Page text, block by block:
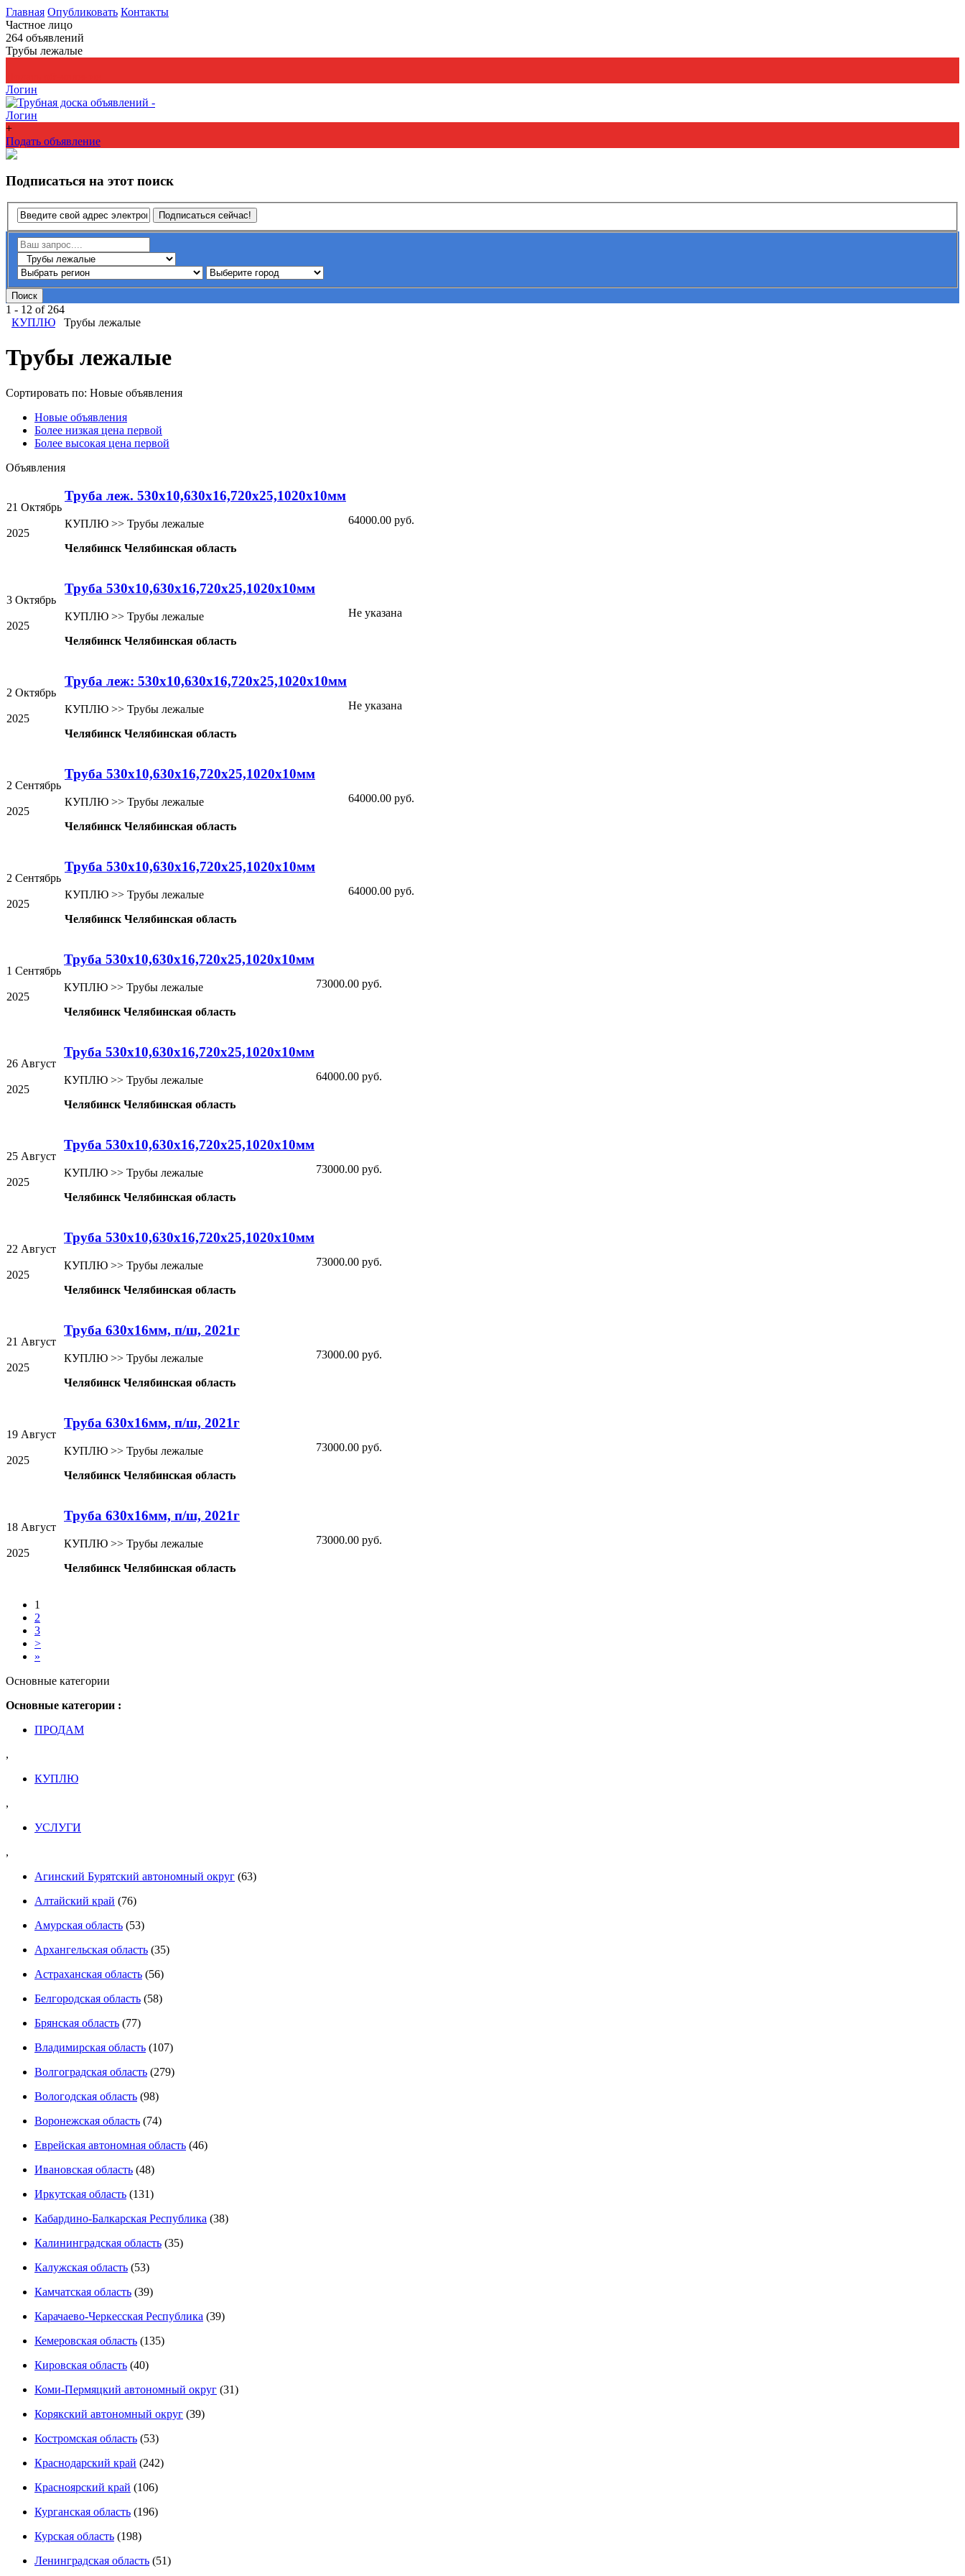
Главная Опубликовать Контакты
Частное лицо
264 объявлений
Трубы лежалые
Логин
Логин
+
Подать объявление
Подписаться на этот поиск
Подписаться сейчас!
Поиск
1 - 12 of 264
КУПЛЮ
Трубы лежалые
Трубы лежалые
Сортировать по: Новые объявления
Новые объявления
Более низкая цена первой
Более высокая цена первой
Объявления
21 Октябрь
2025
Труба леж. 530х10,630х16,720х25,1020х10мм
КУПЛЮ >> Трубы лежалые
Челябинск Челябинская область
64000.00 руб.
3 Октябрь
2025
Труба 530х10,630х16,720х25,1020х10мм
КУПЛЮ >> Трубы лежалые
Челябинск Челябинская область
Не указана
2 Октябрь
2025
Труба леж: 530х10,630х16,720х25,1020х10мм
КУПЛЮ >> Трубы лежалые
Челябинск Челябинская область
Не указана
2 Сентябрь
2025
Труба 530х10,630х16,720х25,1020х10мм
КУПЛЮ >> Трубы лежалые
Челябинск Челябинская область
64000.00 руб.
2 Сентябрь
2025
Труба 530х10,630х16,720х25,1020х10мм
КУПЛЮ >> Трубы лежалые
Челябинск Челябинская область
64000.00 руб.
1 Сентябрь
2025
Труба 530х10,630х16,720х25,1020х10мм
КУПЛЮ >> Трубы лежалые
Челябинск Челябинская область
73000.00 руб.
26 Август
2025
Труба 530х10,630х16,720х25,1020х10мм
КУПЛЮ >> Трубы лежалые
Челябинск Челябинская область
64000.00 руб.
25 Август
2025
Труба 530х10,630х16,720х25,1020х10мм
КУПЛЮ >> Трубы лежалые
Челябинск Челябинская область
73000.00 руб.
22 Август
2025
Труба 530х10,630х16,720х25,1020х10мм
КУПЛЮ >> Трубы лежалые
Челябинск Челябинская область
73000.00 руб.
21 Август
2025
Труба 630х16мм, п/ш, 2021г
КУПЛЮ >> Трубы лежалые
Челябинск Челябинская область
73000.00 руб.
19 Август
2025
Труба 630х16мм, п/ш, 2021г
КУПЛЮ >> Трубы лежалые
Челябинск Челябинская область
73000.00 руб.
18 Август
2025
Труба 630х16мм, п/ш, 2021г
КУПЛЮ >> Трубы лежалые
Челябинск Челябинская область
73000.00 руб.
1
2
3
>
»
Основные категории
Основные категории :
ПРОДАМ
,
КУПЛЮ
,
УСЛУГИ
,
Агинский Бурятский автономный округ (63)
Алтайский край (76)
Амурская область (53)
Архангельская область (35)
Астраханская область (56)
Белгородская область (58)
Брянская область (77)
Владимирская область (107)
Волгоградская область (279)
Вологодская область (98)
Воронежская область (74)
Еврейская автономная область (46)
Ивановская область (48)
Иркутская область (131)
Кабардино-Балкарская Республика (38)
Калининградская область (35)
Калужская область (53)
Камчатская область (39)
Карачаево-Черкесская Республика (39)
Кемеровская область (135)
Кировская область (40)
Коми-Пермяцкий автономный округ (31)
Корякский автономный округ (39)
Костромская область (53)
Краснодарский край (242)
Красноярский край (106)
Курганская область (196)
Курская область (198)
Ленинградская область (51)